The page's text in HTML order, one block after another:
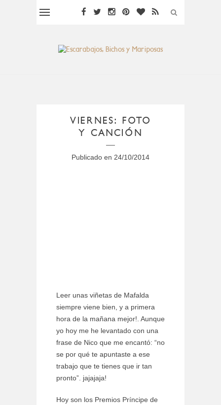
VIERNES: FOTO
Y CANCIÓN
Publicado en 24/10/2014
Leer unas viñetas de Mafalda
siempre viene bien, y a primera
hora de la mañana mejor!. Aunque
yo hoy me he levantado con una
frase de Nico que me encantó: “no
se por qué te apuntaste a ese
trabajo que te tienes que ir tan
pronto”. jajajaja!
Hoy son los Premios Príncipe de